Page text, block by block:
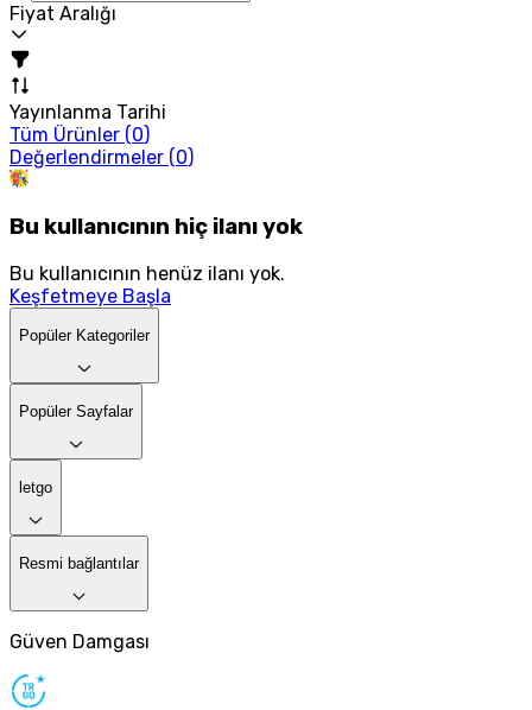
Fiyat Aralığı
Yayınlanma Tarihi
Tüm Ürünler (0)
Değerlendirmeler (0)
Bu kullanıcının hiç ilanı yok
Bu kullanıcının henüz ilanı yok.
Keşfetmeye Başla
Popüler Kategoriler
Popüler Sayfalar
letgo
Resmi bağlantılar
Güven Damgası